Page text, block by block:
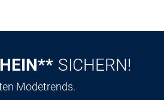
SICHERN!
Modetrends.